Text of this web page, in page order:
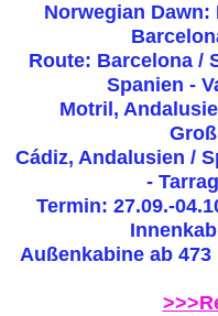
Norwegian
Route: Barcelona /
Spanien -
Motril,
Cádiz, Andalusien /
-
Termin: 27.09.-
Außenkabine ab